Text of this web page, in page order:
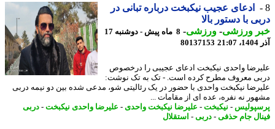
ادعای عجیب نیکبخت درباره تبانی در
با دستور بالا
ورزشی-ورزشی-
8 ماه پیش - دوشنبه 17
80137153
واحدی نیکبخت ادعای عجیبی را درخصوص
معروف مطرح کرده است. - تک به تک نوشت:
نیکبخت واحدی با حضور در یک رئالیتی شو، مدعی شده بین دو نیمه دربی
نه نفره، عده ای از مقامات ...
-نیکبخت-علیرضا نیکبخت واحدی-علیرضا واحدی نیکبخت-دربی
جام حذفی-دربی- استقلال